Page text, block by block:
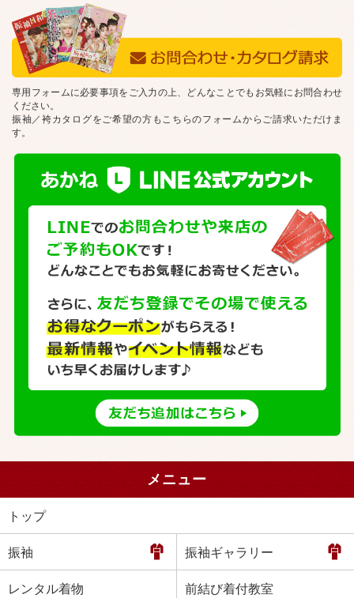
専用フォームに必要事項をご入力の上、どんなことでもお気軽にお問合わせ
ください。
振袖／袴カタログをご希望の方もこちらのフォームからご請求いただけま
す。
メニュー
トップ
振袖 振袖ギャラリー
レンタル着物 前結び着付教室